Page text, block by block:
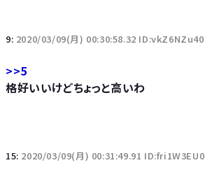
9: 2020/03/09(月) 00:30:58.32 ID:vkZ6NZu40
>>5
格好いいけどちょっと高いわ
15: 2020/03/09(月) 00:31:49.91 ID:fri1W3EU0